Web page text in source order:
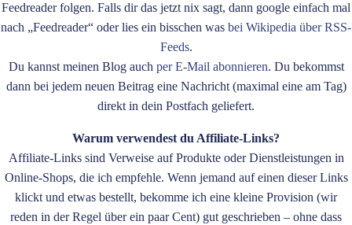
Feedreader folgen. Falls dir das jetzt nix sagt, dann google einfach mal
nach „Feedreader“ oder lies ein bisschen was bei Wikipedia über RSS-
Feeds.
Du kannst meinen Blog auch per E-Mail abonnieren. Du bekommst
dann bei jedem neuen Beitrag eine Nachricht (maximal eine am Tag)
direkt in dein Postfach geliefert.
Warum verwendest du Affiliate-Links?
Affiliate-Links sind Verweise auf Produkte oder Dienstleistungen in
Online-Shops, die ich empfehle. Wenn jemand auf einen dieser Links
klickt und etwas bestellt, bekomme ich eine kleine Provision (wir
reden in der Regel über ein paar Cent) gut geschrieben – ohne dass